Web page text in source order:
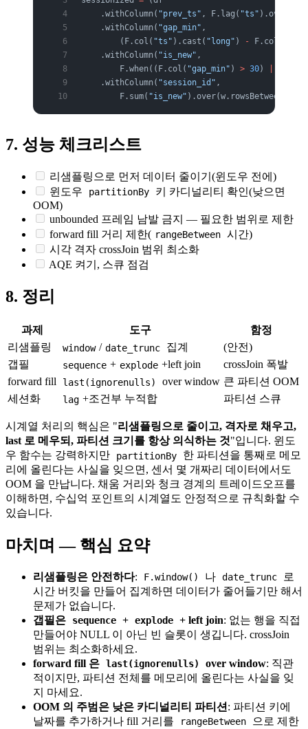
    .withColumn(
"prev_ts" , F.lag( "ts" ).over(w))
    .withColumn(
"gap_min" ,
        (F.col(
"ts" ).cast( "long" ) - F.col(
    .withColumn(
"is_new" ,
        F.when((F.col(
"gap_min" ) > 30)
    .withColumn(
"session_id" ,
        F.sum(
"is_new"
7. 성능 체크리스트
리샘플링으로 먼저 데이터 줄이기(윈도우 전에)
윈도우
partitionBy
키 카디널리티 확인(낮으면
OOM)
unbounded 프레임 남발 금지 — 필요한 범위로 제한
forward fill 거리 제한( rangeBetween 시간)
시각 격자 crossJoin 범위 최소화
AQE 켜기, 스큐 점검
8. 정리
과제 도구
함정
리샘플링
window / date_trunc 집계
(안전)
갭필
sequence + explode +left join
crossJoin 폭발
forward fill
last(ignorenulls) over window 큰 파티션 OOM
세션화
lag +조건부 누적합 파티션 스큐
시계열 처리의 핵심은 "리샘플링으로 줄이고, 격자로 채우고,
last 로 메우되, 파티션 크기를 항상 의식하는 것"입니다. 윈도
우 함수는 강력하지만
partitionBy
한 파티션을 통째로 메모
리에 올린다는 사실을 잊으면, 센서 몇 개짜리 데이터에서도
OOM 을 만납니다. 채움 거리와 청크 경계의 트레이드오프를
이해하면, 수십억 포인트의 시계열도 안정적으로 규칙화할 수
있습니다.
마치며 — 핵심 요약
리샘플링은 안전하다: F.window() 나 date_trunc
로
시간 버킷을 만들어 집계하면 데이터가 줄어들기만 해서
문제가 없습니다.
갭필은
sequence + explode + left join: 없는 행을 직접
만들어야 NULL 이 아닌 빈 슬롯이 생깁니다. crossJoin
범위는 최소화하세요.
forward fill 은 last(ignorenulls) over window: 직관
적이지만, 파티션 전체를 메모리에 올린다는 사실을 잊
지 마세요.
OOM 의 주범은 낮은 카디널리티 파티션 : 파티션 키에
날짜를 추가하거나 fill 거리를
rangeBetween
으로 제한